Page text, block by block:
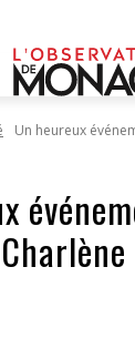
Un heureux